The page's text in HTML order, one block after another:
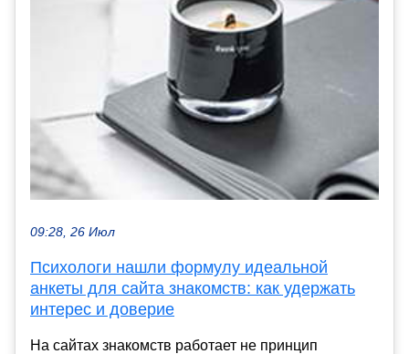
09:28, 26 Июл
Психологи нашли формулу идеальной
анкеты для сайта знакомств: как удержать
интерес и доверие
На сайтах знакомств работает не принцип